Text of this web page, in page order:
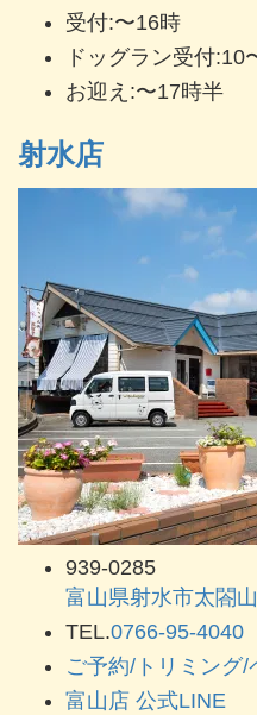
受付:〜16時
ドッグラン受付:10
お迎え:〜17時半
射水店
939-0285
富山県射水市太閤
TEL.0766-95-4040
ご予約/トリミング/
富山店 公式LINE